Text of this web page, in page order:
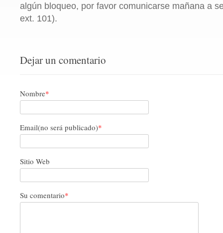
algún bloqueo, por favor comunicarse mañana a
ext. 101).
Dejar un comentario
Nombre*
Email(no será publicado)*
Sitio Web
Su comentario*